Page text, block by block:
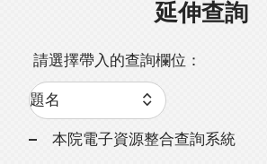
延伸查詢
請選擇帶入的查詢欄位：
本院電子資源整合查詢系統